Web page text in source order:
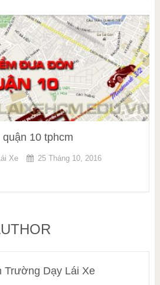
10 tphcm
Xe 25 Tháng 10, 2016
Trường Dạy Lái Xe